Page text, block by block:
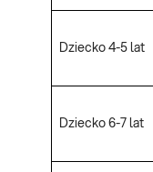
Dziecko 4-5 lat
Dziecko 6-7 lat